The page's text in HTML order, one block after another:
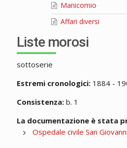
Manicomio
Affari diversi
Liste morosi
sottoserie
Estremi cronologici:1884 -
Consistenza:b. 1
La documentazione è stata
Ospedale civile San